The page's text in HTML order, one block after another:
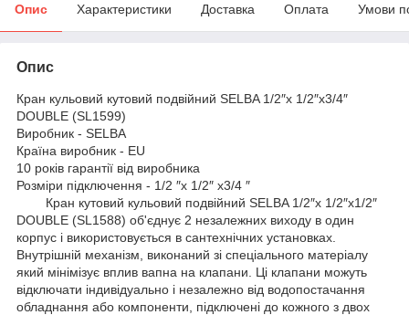
Опис Характеристики Доставка Оплата Умови
Опис
Кран кульовий кутовий подвійний SELBA 1/2″х 1/2″х3/4″
DOUBLE (SL1599)
Виробник - SELBA
Країна виробник - EU
10 років гарантії від виробника
Розміри підключення - 1/2 ″х 1/2″ х3/4 ″
Кран кутовий кульовий подвійний SELBA 1/2″х 1/2″х1/2″
DOUBLE (SL1588) об'єднує 2 незалежних виходу в один
корпус і використовується в сантехнічних установках.
Внутрішній механізм, виконаний зі спеціального матеріалу
який мінімізує вплив вапна на клапани. Ці клапани можуть
відключати індивідуально і незалежно від водопостачання
обладнання або компоненти, підключені до кожного з двох